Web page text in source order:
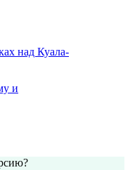
над Куала-
и